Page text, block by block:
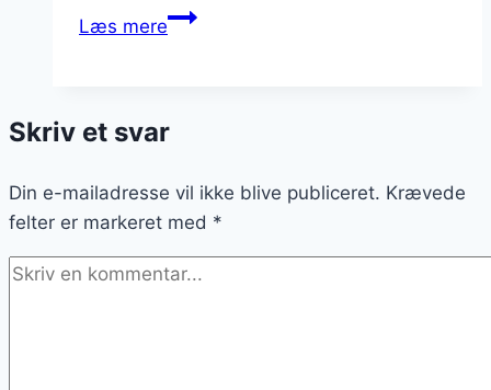
Læs mereBlomkålssuppe
kartofler
flødesmør
Skriv et svar
Din e-mailadresse vil ikke blive publiceret. Krævede
felter er markeret med *